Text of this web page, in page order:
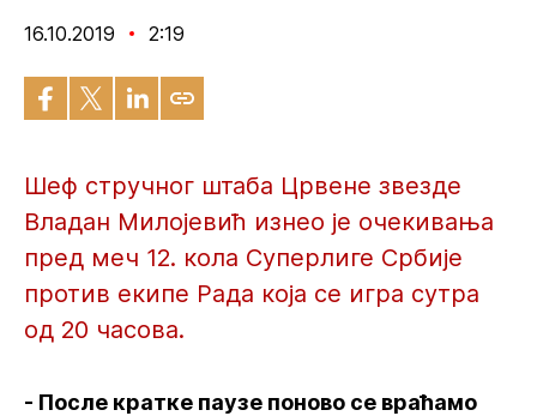
16.10.2019 2:19
Шеф стручног штаба Црвене звезде
Владан Милојевић изнео је очекивања
пред меч 12. кола Суперлиге Србије
против екипе Рада која се игра сутра
од 20 часова.
- После кратке паузе поново се враћамо